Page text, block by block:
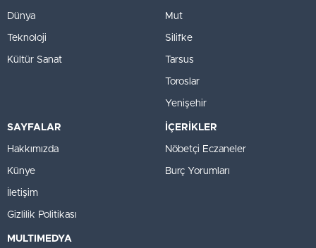
Dünya
Teknoloji
Kültür Sanat
Mut
Silifke
Tarsus
Toroslar
Yenişehir
SAYFALAR
Hakkımızda
Künye
İletişim
Gizlilik Politikası
İÇERİKLER
Nöbetçi Eczaneler
Burç Yorumları
MULTIMEDYA